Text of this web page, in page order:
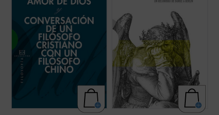
fragor de algunas de las principales
controversias que marcaron ...
una sustancia. La «sustancia» examinada